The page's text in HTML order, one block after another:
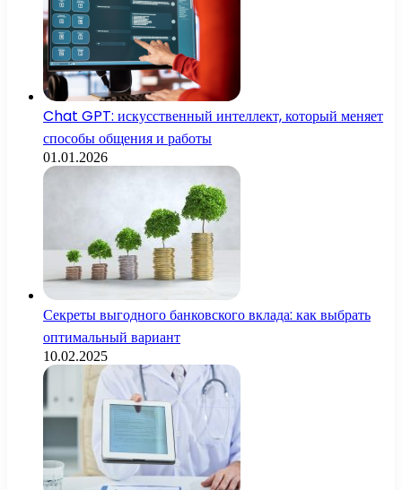
Chat GPT: искусственный интеллект, который меняет
способы общения и работы
01.01.2026
Секреты выгодного банковского вклада: как выбрать
оптимальный вариант
10.02.2025